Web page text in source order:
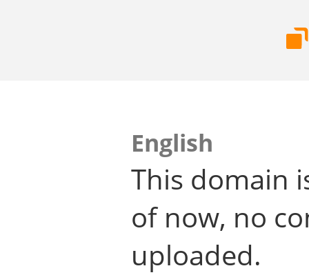
English
This domain
of now, no
uploaded.